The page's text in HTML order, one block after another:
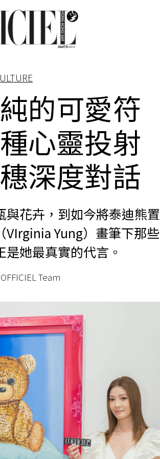
的可愛符
心靈投射
深度對話
花卉，到如今將泰迪熊置
Yung） 畫筆下那些
她最真實的代言。
Team